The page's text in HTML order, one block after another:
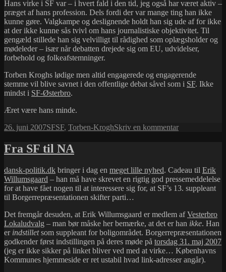
Hans virke i SF var – i hvert fald i den tid, jeg også har været aktiv –
præget af hans profession. Dels fordi der var mange ting han ikke
kunne gøre. Valgkampe og deslignende holdt han sig ude af for ikke
at der ikke kunne sås tvivl om hans journalistiske objektivitet. Til
gengæld stillede han sig velvilligt til rådighed som oplægsholder og
mødeleder – især når debatten drejede sig om EU, udvidelser,
forbehold og folkeafstemninger.
Torben Kroghs lødige men altid engagerede og engagerende
stemme vil blive savnet i den offentlige debat såvel som i SF. Ikke
mindst i SF-Østerbro.
Æret være hans minde.
Udgivet
26. juni 2007Kategorier
SFTags
SF, Torben-KroghSkriv en kommentartil
Fra SF til NA
dansk-politik.dk bringer i dag en meget lille nyhed. Cadeau til Erik
Willumsgaard – han må have skrevet en rigtig god pressemeddelelse
for at have fået nogen til at interessere sig for, at SF’s 13. suppleant
til Borgerrepræsentationen skifter parti…
Det fremgår desuden, at Erik Willumsgaard er medlem afVesterbro
Lokaludvalg – man bør måske her bemærke, at det er han ikke. Han
er indstilletsom suppleant for boligområdet. Borgerrepræsentationen
godkender først indstillingen på deres møde på torsdag 31. maj 2007
(jeg er ikke sikker på linket bliver ved med at virke… Københavns
Kommunes hjemmeside er ret ustabil hvad link-adresser angår).